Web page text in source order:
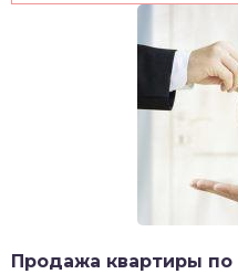
Продажа квартиры по